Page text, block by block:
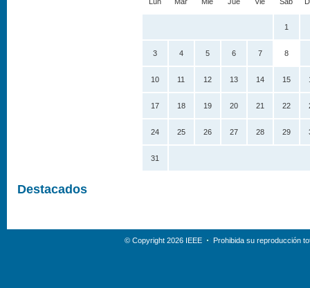
1
3 4 5 6 7 8
10 11 12 13 14 15
17 18 19 20 21 22
24 25 26 27 28 29
31
Destacados
© Copyright 2026 IEEE Prohibida su reproducción